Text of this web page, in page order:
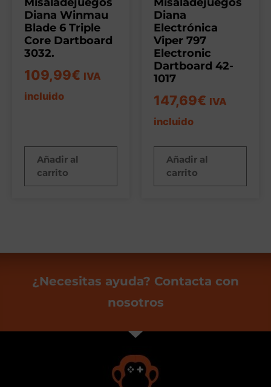
Diana Winmau
Blade 6 Triple
Core Dartboard
3032.
109,99€ IVA
incluido
Añadir al
carrito
Diana
Electrónica
Viper 797
Electronic
Dartboard 42-
1017
147,69€ IVA
incluido
Añadir al
carrito
¿Necesitas ayuda? Contacta con
nosotros